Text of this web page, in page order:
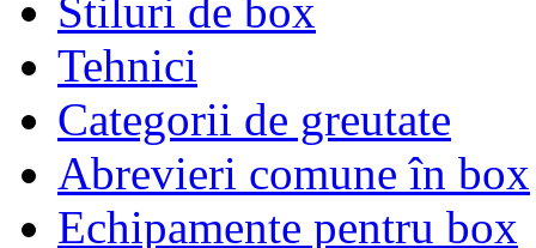
Stiluri de box
Tehnici
Categorii de greutate
Abrevieri comune în box
Echipamente pentru box